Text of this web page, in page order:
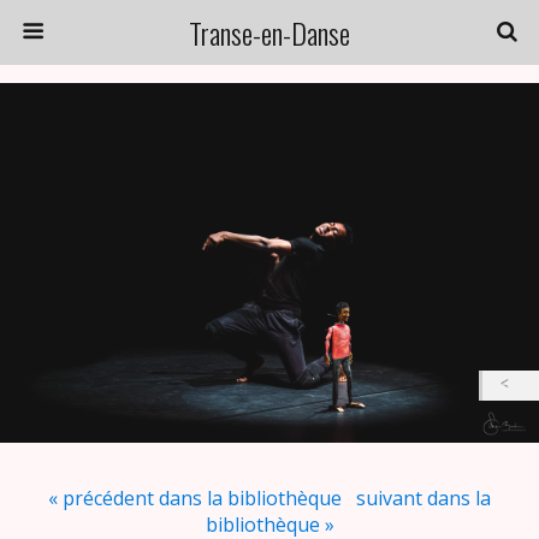
Transe-en-Danse
« précédent dans la bibliothèque suivant dans la
bibliothèque »